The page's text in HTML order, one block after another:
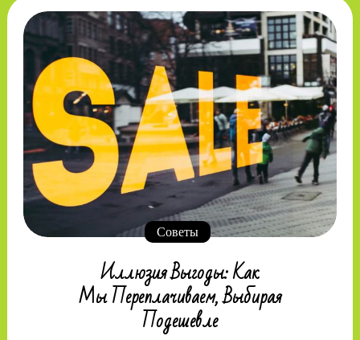
Советы
Иллюзия Выгоды: Как
Мы Переплачиваем, Выбирая
Подешевле